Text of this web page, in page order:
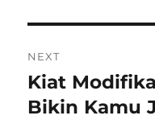
NEXT
Next
post:
Kiat
Bikin Kamu